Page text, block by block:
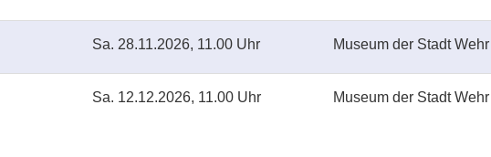
Sa. 28.11.2026, 11.00 Uhr Museum der Stadt Wehr
Sa. 12.12.2026, 11.00 Uhr Museum der Stadt Wehr